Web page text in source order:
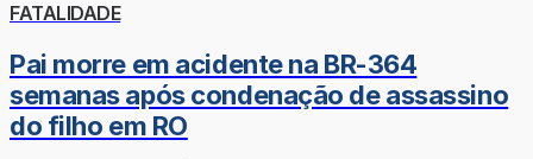
FATALIDADE
Pai morre em acidente na BR-364
semanas após condenação de assassino
do filho em RO